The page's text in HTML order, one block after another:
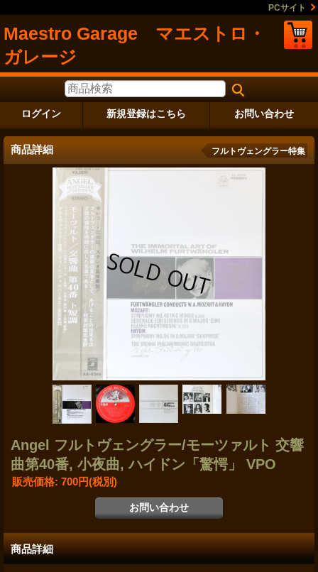
PCサイト
Maestro Garage マエストロ・
ガレージ
ログイン 新規登録はこちら お問い合わせ
商品詳細 フルトヴェングラー特集
Angel フルトヴェングラー/モーツァルト 交響
曲第40番, 小夜曲, ハイドン「驚愕」 VPO
販売価格: 700円(税別)
商品詳細